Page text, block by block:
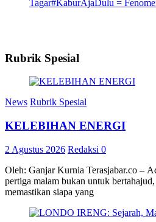
Tagar#KaburAjaDulu =
Rubrik Spesial
News Rubrik Spesial
KELEBIHAN ENERGI
2 Agustus 2026 Redaksi 0
Oleh: Ganjar Kurnia Terasjabar.co –
pertiga malam bukan untuk
memastikan siapa yang